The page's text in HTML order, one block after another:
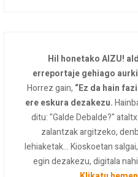
Hil honetako AIZU!
erreportaje gehiago
Horrez gain, “Ez da hain
ere eskura dezakezu.
ditu: "Galde Debalde?"
zalantzak argitzeko,
lehiaketak... Kioskoetan
egin dezakezu, digitala